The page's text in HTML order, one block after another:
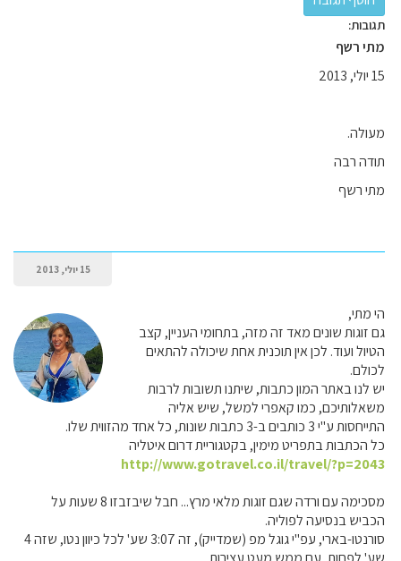
תגובות:
מתי רשף
15 יולי, 2013
מעולה.
תודה רבה
מתי רשף
15 יולי, 2013
הי מתי,
גם זוגות שונים מאד זה מזה, בתחומי העניין, קצב
הטיול ועוד. לכן אין תוכנית אחת שיכולה להתאים
לכולם.
יש לנו באתר המון כתבות, שיתנו תשובות לרבות
משאלותיכם, כמו קאפרי למשל, שיש אליה
התייחסות ע"י 3 כותבים ב-3 כתבות שונות, כל אחד מהזווית שלו.
כל הכתבות בתפריט מימין, בקטגוריית דרום איטליה
http://www.gotravel.co.il/travel/?p=2043
מסכימה עם ורדה שגם זוגות מלאי מרץ... חבל שיבזבזו 8 שעות על
הכביש בנסיעה לפוליה.
סורנטו-בארי, עפ"י גוגל מפ (שמדייק), זה 3:07 שע' לכל כיוון נטו, שזה 4